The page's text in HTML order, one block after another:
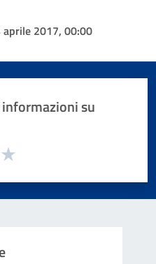
aprile 2017, 00:00
su